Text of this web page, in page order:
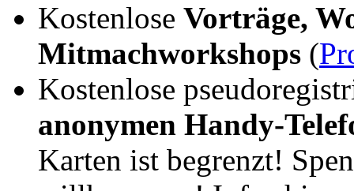
Kostenlose Vorträge,
Mitmachworkshops (
Kostenlose
anonymen Handy-
Karten ist begrenzt!